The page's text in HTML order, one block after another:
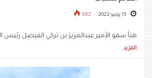
382
هنأ سمو الأمير عبدالعزيز بن تركي الفيصل رئيس
المزيد